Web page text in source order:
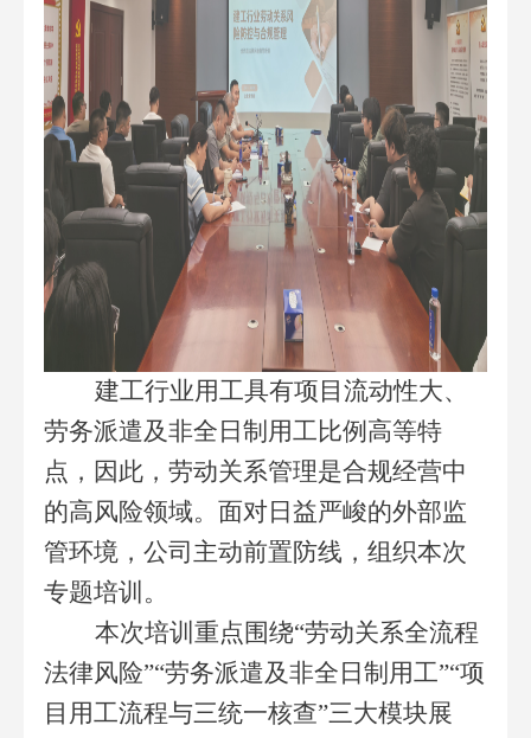
建工行业用工具有项目流动性大、
劳务派遣及非全日制用工比例高等特
点，因此，劳动关系管理是合规经营中
的高风险领域。面对日益严峻的外部监
管环境，公司主动前置防线，组织本次
专题培训。
本次培训重点围绕“劳动关系全流程
法律风险”“劳务派遣及非全日制用工”“项
目用工流程与三统一核查”三大模块展